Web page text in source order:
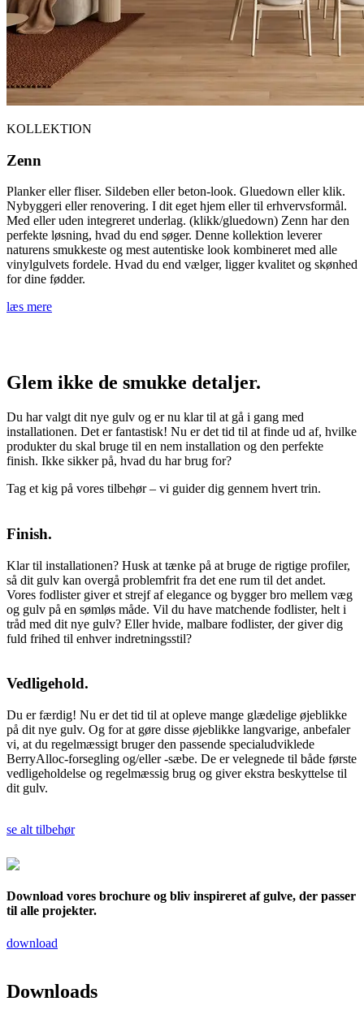
KOLLEKTION
Zenn
Planker eller fliser. Sildeben eller beton-look. Gluedown eller klik.
Nybyggeri eller renovering. I dit eget hjem eller til erhvervsformål.
Med eller uden integreret underlag. (klikk/gluedown) Zenn har den
perfekte løsning, hvad du end søger. Denne kollektion leverer
naturens smukkeste og mest autentiske look kombineret med alle
vinylgulvets fordele. Hvad du end vælger, ligger kvalitet og skønhed
for dine fødder.
læs mere
Glem ikke de smukke detaljer.
Du har valgt dit nye gulv og er nu klar til at gå i gang med
installationen. Det er fantastisk! Nu er det tid til at finde ud af, hvilke
produkter du skal bruge til en nem installation og den perfekte
finish. Ikke sikker på, hvad du har brug for?
Tag et kig på vores tilbehør – vi guider dig gennem hvert trin.
Finish.
Klar til installationen? Husk at tænke på at bruge de rigtige profiler,
så dit gulv kan overgå problemfrit fra det ene rum til det andet.
Vores fodlister giver et strejf af elegance og bygger bro mellem væg
og gulv på en sømløs måde. Vil du have matchende fodlister, helt i
tråd med dit nye gulv? Eller hvide, malbare fodlister, der giver dig
fuld frihed til enhver indretningsstil?
Vedligehold.
Du er færdig! Nu er det tid til at opleve mange glædelige øjeblikke
på dit nye gulv. Og for at gøre disse øjeblikke langvarige, anbefaler
vi, at du regelmæssigt bruger den passende specialudviklede
BerryAlloc-forsegling og/eller -sæbe. De er velegnede til både første
vedligeholdelse og regelmæssig brug og giver ekstra beskyttelse til
dit gulv.
se alt tilbehør
Download vores brochure og bliv inspireret af gulve, der passer
til alle projekter.
download
Downloads